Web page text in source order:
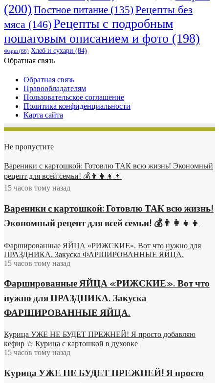
(200) Постное питание (135) Рецепты без
мяса (146)Рецепты с подробным
пошаговым описанием и фото (198)
Фарш(66) Хлеб и сухари (84)
Обратная связь
Обратная связь
Правообладателям
Пользовательское соглашение
Политика конфиденциальности
Карта сайта
Не пропустите
Вареники с картошкой: Готовлю ТАК всю жизнь! Экономный
рецепт для всей семьи! 💰👨👩👧👦
15 часов тому назад
Вареники с картошкой: Готовлю ТАК всю жизнь!
Экономный рецепт для всей семьи! 💰👨👩👧👦
Фаршированные ЯЙЦА «РИЖСКИЕ». Вот что нужно для
ПРАЗДНИКА. Закуска ФАРШИРОВАННЫЕ ЯЙЦА.
15 часов тому назад
Фаршированные ЯЙЦА «РИЖСКИЕ». Вот что
нужно для ПРАЗДНИКА. Закуска
ФАРШИРОВАННЫЕ ЯЙЦА.
Курица УЖЕ НЕ БУДЕТ ПРЕЖНЕЙ! Я просто добавляю
кефир ☆ Курица с картошкой в духовке
15 часов тому назад
Курица УЖЕ НЕ БУДЕТ ПРЕЖНЕЙ! Я просто